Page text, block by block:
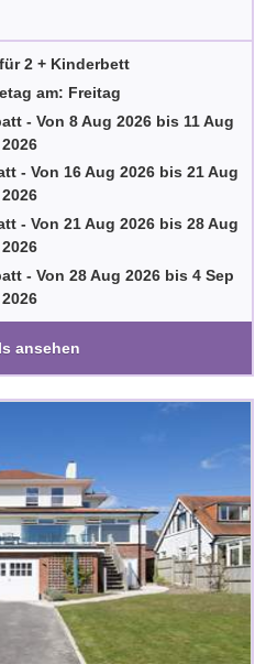
2 + Kinderbett
am: Freitag
- Von 8 Aug 2026bis 11 Aug
2026
- Von 16 Aug 2026 bis 21 Aug
2026
- Von 21 Aug 2026 bis 28 Aug
2026
- Von 28 Aug 2026bis 4 Sep
2026
ansehen